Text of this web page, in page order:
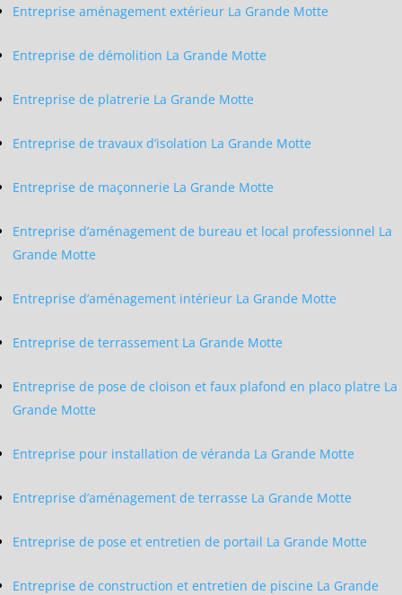
Entreprise aménagement extérieur La Grande Motte
Entreprise de démolition La Grande Motte
Entreprise de platrerie La Grande Motte
Entreprise de travaux d’isolation La Grande Motte
Entreprise de maçonnerie La Grande Motte
Entreprise d’aménagement de bureau et local professionnel La
Grande Motte
Entreprise d’aménagement intérieur La Grande Motte
Entreprise de terrassement La Grande Motte
Entreprise de pose de cloison et faux plafond en placo platre La
Grande Motte
Entreprise pour installation de véranda La Grande Motte
Entreprise d’aménagement de terrasse La Grande Motte
Entreprise de pose et entretien de portail La Grande Motte
Entreprise de construction et entretien de piscine La Grande